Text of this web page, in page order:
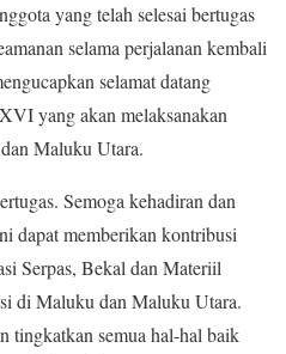
yang telah selesai bertugas
selama perjalanan kembali
selamat datang
yang akan melaksanakan
Maluku Utara.
Semoga kehadiran dan
dapat memberikan kontribusi
Serpas, Bekal dan Materiil
di Maluku dan Maluku Utara.
tingkatkan semua hal-hal baik